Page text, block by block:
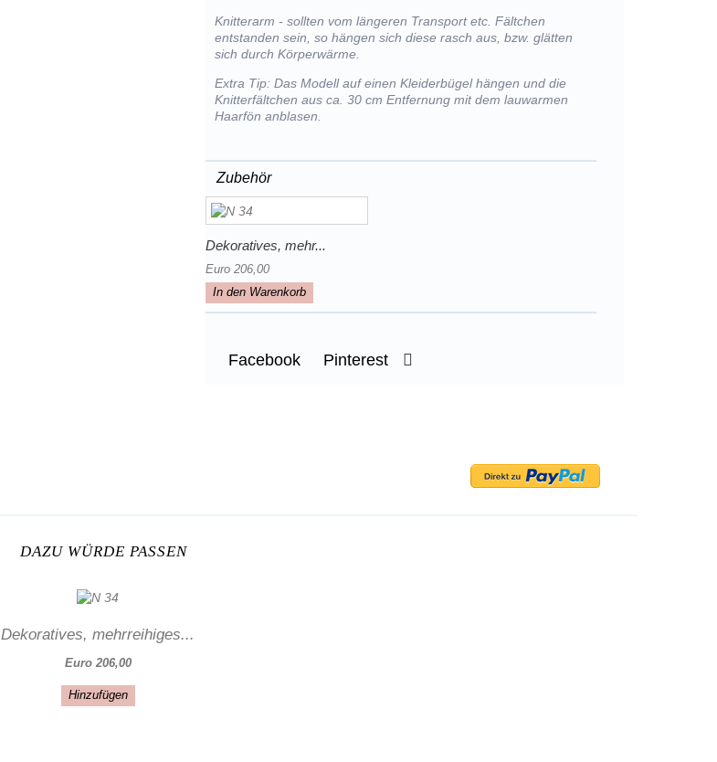
Knitterarm - sollten vom längeren Transport etc. Fältchen
entstanden sein, so hängen sich diese rasch aus, bzw. glätten
sich durch Körperwärme.
Extra Tip: Das Modell auf einen Kleiderbügel hängen und die
Knitterfältchen aus ca. 30 cm Entfernung mit dem lauwarmen
Haarfön anblasen.
Zubehör
Dekoratives, mehr...
Euro 206,00
In den Warenkorb
Facebook Pinterest
DAZU WÜRDE PASSEN
Dekoratives, mehrreihiges...
Euro 206,00
Hinzufügen